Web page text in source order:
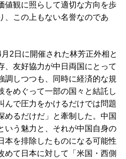
値観に照らして適切な方向を歩
、この上もない名誉なのであ
2日に開催された林芳正外相と
、友好協力が中日両国にとって
調しつつも、同時に経済的な規
をめぐって一部の国々と結託し
んで圧力をかけるだけでは問題
めるだけだ」と牽制した。中国
いう魅力と、それが中国自身の
本を排除したものになる可能性
めて日本に対して「米国・西側